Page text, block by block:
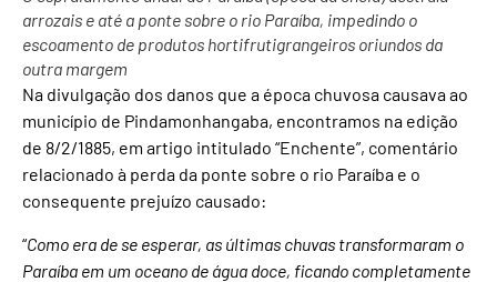
arrozais e até a ponte sobre o rio Paraíba, impedindo o
escoamento de produtos hortifrutigrangeiros oriundos da
outra margem
Na divulgação dos danos que a época chuvosa causava ao
município de Pindamonhangaba, encontramos na edição
de 8/2/1885, em artigo intitulado “Enchente”, comentário
relacionado à perda da ponte sobre o rio Paraíba e o
consequente prejuízo causado:
“Como era de se esperar, as últimas chuvas transformaram o
Paraíba em um oceano de água doce, ficando completamente